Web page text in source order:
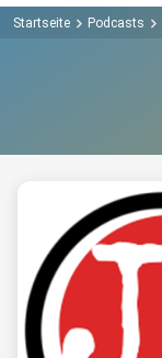
Startseite Podcasts